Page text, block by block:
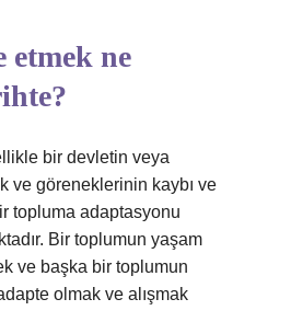
etmek ne
bir devletin veya
ve göreneklerinin kaybı ve
topluma adaptasyonu
Bir toplumun yaşam
ve başka bir toplumun
olmak ve alışmak